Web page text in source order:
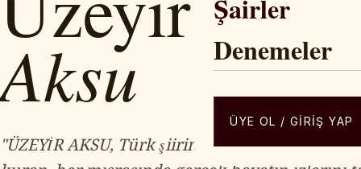
Şairler
Denemeler
ÜYE OL / GIRIŞ YAP
Aksu
"ÜZEYİR AKSU, Türk şiirini gelenekten